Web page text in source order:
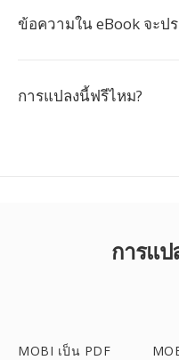
ข้อความใน eBook จะป
การแปลงนี้ฟรีไหม?
การแป
MOBI เป็น PDF